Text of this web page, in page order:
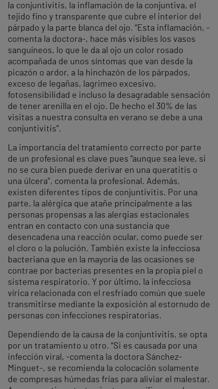
la conjuntivitis, la inflamación de la conjuntiva, el
tejido fino y transparente que cubre el interior del
párpado y la parte blanca del ojo. “Esta inflamación, -
comenta la doctora-, hace más visibles los vasos
sanguíneos, lo que le da al ojo un color rosado
acompañada de unos síntomas que van desde la
picazón o ardor, a la hinchazón de los párpados,
exceso de legañas, lagrimeo excesivo,
fotosensibilidad e incluso la desagradable sensación
de tener arenilla en el ojo. De hecho el 30% de las
visitas a nuestra consulta en verano se debe a una
conjuntivitis”.
La importancia del tratamiento correcto por parte
de un profesional es clave pues “aunque sea leve, si
no se cura bien puede derivar en una queratitis o
una úlcera”, comenta la profesional. Además,
existen diferentes tipos de conjuntivitis. Por una
parte, la alérgica que atañe principalmente a las
personas propensas a las alergias estacionales
entran en contacto con una sustancia que
desencadena una reacción ocular, como puede ser
el cloro o la polución. También existe la infecciosa
bacteriana que en la mayoría de las ocasiones se
contrae por bacterias presentes en la propia piel o
sistema respiratorio. Y por último, la infecciosa
vírica relacionada con el resfriado común que suele
transmitirse mediante la exposición al estornudo de
personas con infecciones respiratorias.
Dependiendo de la causa de la conjuntivitis, se opta
por un tratamiento u otro. “Si es causada por una
infección viral, -comenta la doctora Sánchez-
Minguet-, se recomienda la colocación solamente
de compresas húmedas frías para aliviar el malestar.